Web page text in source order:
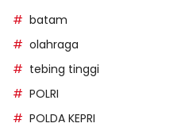
batam
olahraga
tebing tinggi
POLRI
POLDA KEPRI